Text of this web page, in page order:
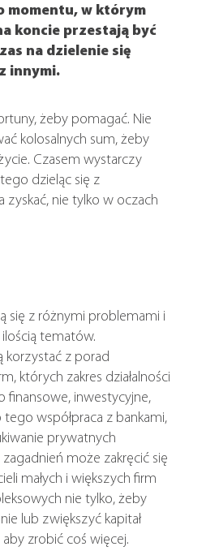
momentu, w którym
koncie przestają być
na dzielenie się
innymi.
żeby pomagać. Nie
kolosalnych sum, żeby
Czasem wystarczy
dzieląc się z
nie tylko w oczach
się z różnymi problemami i
tematów.
korzystać z porad
których zakres działalności
finansowe, inwestycyjne,
współpraca z bankami,
prywatnych
może zakręcić się
małych i większych firm
nie tylko, żeby
lub zwiększyć kapitał
aby zrobić coś więcej.